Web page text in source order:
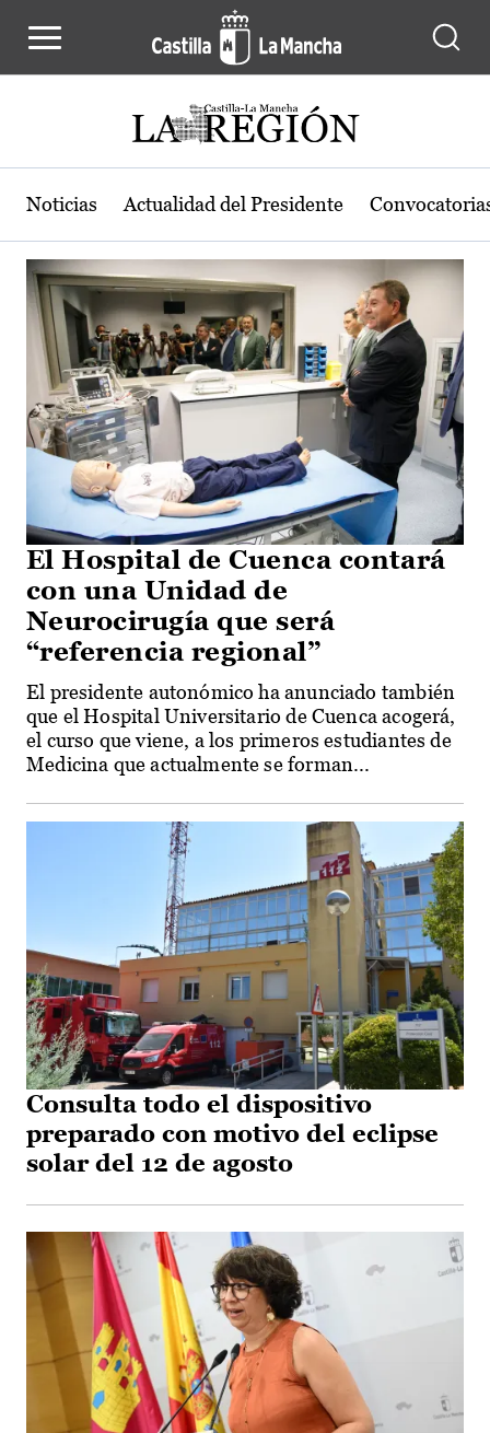
Actualidad de la región de Castilla-
Noticias Actualidad del Presidente
El Hospital de Cuenca contará
con una Unidad de
Neurocirugía que será
“referencia regional”
El presidente autonómico ha anunciado también
que el Hospital Universitario de Cuenca acogerá,
el curso que viene, a los primeros estudiantes de
Medicina que actualmente se forman...
Consulta todo el dispositivo
preparado con motivo del eclipse
solar del 12 de agosto